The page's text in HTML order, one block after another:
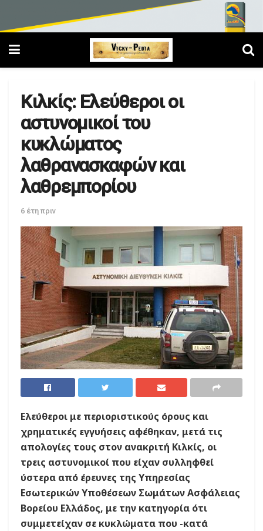
Κιλκίς: Ελεύθεροι οι
αστυνομικοί του
κυκλώματος
λαθρανασκαφών και
λαθρεμπορίου
6 έτη πριν
Ελεύθεροι με περιοριστικούς όρους και
χρηματικές εγγυήσεις αφέθηκαν, μετά τις
απολογίες τους στον ανακριτή Κιλκίς, οι
τρεις αστυνομικοί που είχαν συλληφθεί
ύστερα από έρευνες της Υπηρεσίας
Εσωτερικών Υποθέσεων Σωμάτων Ασφάλειας
Βορείου Ελλάδος, με την κατηγορία ότι
συμμετείχαν σε κυκλώματα που -κατά